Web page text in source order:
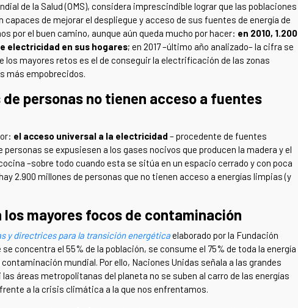
de la Salud (OMS), considera imprescindible lograr que las poblaciones
de mejorar el despliegue y acceso de sus fuentes de energía de
por el buen camino, aunque aún queda mucho por hacer: en 2010, 1.200
electricidad en sus hogares; en 2017 –último año analizado– la cifra se
los mayores retos es el de conseguir la electrificación de las zonas
más empobrecidos.
personas no tienen acceso a fuentes
el acceso universal a la electricidad – procedente de fuentes
se expusiesen a los gases nocivos que producen la madera y el
–sobre todo cuando esta se sitúa en un espacio cerrado y con poca
2.900 millones de personas que no tienen acceso a energías limpias (y
los mayores focos de contaminación
y directrices para la transición energéticaelaborado por la Fundación
concentra el 55% de la población, se consume el 75% de toda la energía
mundial. Por ello, Naciones Unidas señala a las grandes
áreas metropolitanas del planeta no se suben al carro de las energías
a la crisis climática a la que nos enfrentamos.